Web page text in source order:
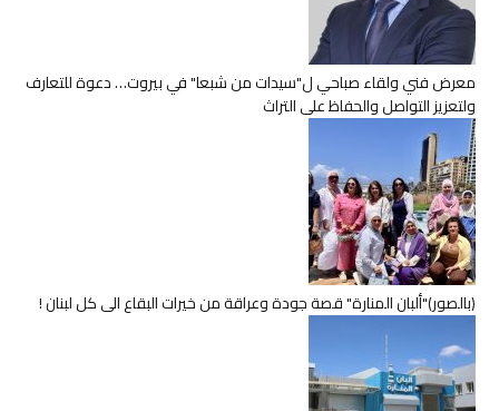
معرض فني ولقاء صباحي ل"سيدات من شبعا" في بيروت… دعوة للتعارف
ولتعزيز التواصل والحفاظ على التراث
(بالصور)"ألبان المنارة" قصة جودة وعراقة من خيرات البقاع الى كل لبنان !